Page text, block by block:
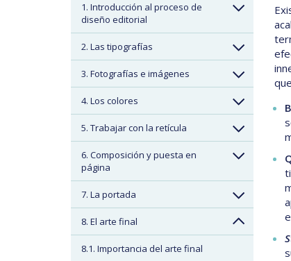
1. Introducción al proceso de
diseño editorial
2. Las tipografías
3. Fotografías e imágenes
4. Los colores
5. Trabajar con la retícula
6. Composición y puesta en
página
7. La portada
8. El arte final
8.1. Importancia del arte final